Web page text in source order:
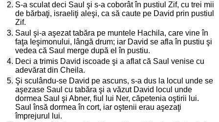
2. S-a sculat deci Saul şi s-a coborât în pustiul Zif, cu trei mii
de bărbaţi, israeliţi aleşi, ca să caute pe David prin pustiul
Zif.
3. Saul şi-a aşezat tabăra pe muntele Hachila, care vine în
faţa Ieşimonului, lângă drum; iar David se afla în pustiu şi
vedea că Saul merge după el în pustiu.
4. Deci a trimis David iscoade şi a aflat că Saul venise cu
adevărat din Cheila.
5. Şi sculându-se David pe ascuns, s-a dus la locul unde se
aşezase Saul cu tabăra şi a văzut David locul unde
dormea Saul şi Abner, fiul lui Ner, căpetenia oştirii lui.
Saul însă dormea în cort, iar oştenii erau aşezaţi
împrejurul lui.